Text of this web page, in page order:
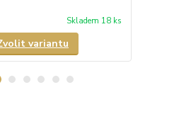
Skladem 18 ks
variantu